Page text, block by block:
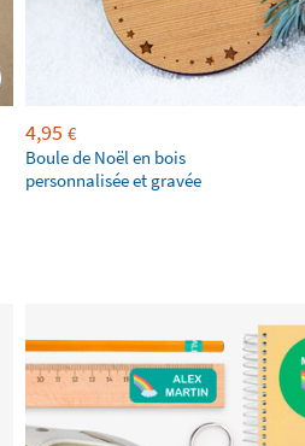
4,95 €
Boule de Noël en bois
personnalisée et gravée